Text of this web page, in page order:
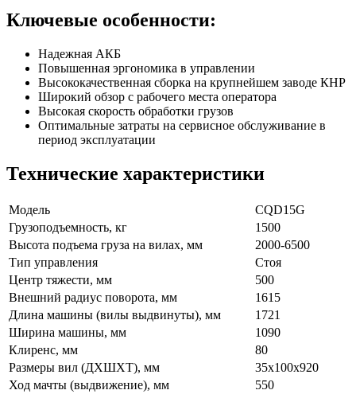
Ключевые особенности:
Надежная АКБ
Повышенная эргономика в управлении
Высококачественная сборка на крупнейшем заводе КНР
Широкий обзор с рабочего места оператора
Высокая скорость обработки грузов
Оптимальные затраты на сервисное обслуживание в
период эксплуатации
Технические характеристики
Модель
CQD15G
Грузоподъемность, кг
1500
Высота подъема груза на вилах, мм
2000-6500
Тип управления
Стоя
Центр тяжести, мм
500
Внешний радиус поворота, мм
1615
Длина машины (вилы выдвинуты), мм
1721
Ширина машины, мм
1090
Клиренс, мм
80
Размеры вил (ДXШXТ), мм
35x100x920
Ход мачты (выдвижение), мм
550